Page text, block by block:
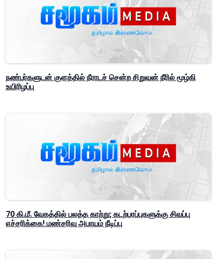
நண்பர்களுடன் குளத்தில் நீராடச் சென்ற சிறுவன் நீரில் மூழ்கி
உயிரிழப்பு
70 கி.மீ. வேகத்தில் பலத்த காற்று; கடற்பரப்புகளுக்கு சிவப்பு
எச்சரிக்கை! மண்சரிவு அபாயம் நீடிப்பு